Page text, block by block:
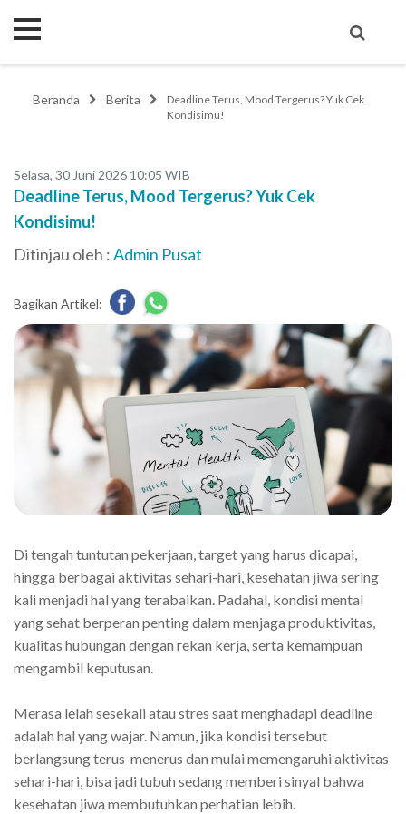
Beranda Berita
Deadline Terus, Mood Tergerus? Yuk Cek
Kondisimu!
Selasa, 30 Juni 2026 10:05 WIB
Deadline Terus, Mood Tergerus? Yuk Cek
Kondisimu!
Ditinjau oleh :Admin Pusat
Bagikan Artikel:
Di tengah tuntutan pekerjaan, target yang harus dicapai,
hingga berbagai aktivitas sehari-hari, kesehatan jiwa sering
kali menjadi hal yang terabaikan. Padahal, kondisi mental
yang sehat berperan penting dalam menjaga produktivitas,
kualitas hubungan dengan rekan kerja, serta kemampuan
mengambil keputusan.
Merasa lelah sesekali atau stres saat menghadapi deadline
adalah hal yang wajar. Namun, jika kondisi tersebut
berlangsung terus-menerus dan mulai memengaruhi aktivitas
sehari-hari, bisa jadi tubuh sedang memberi sinyal bahwa
kesehatan jiwa membutuhkan perhatian lebih.